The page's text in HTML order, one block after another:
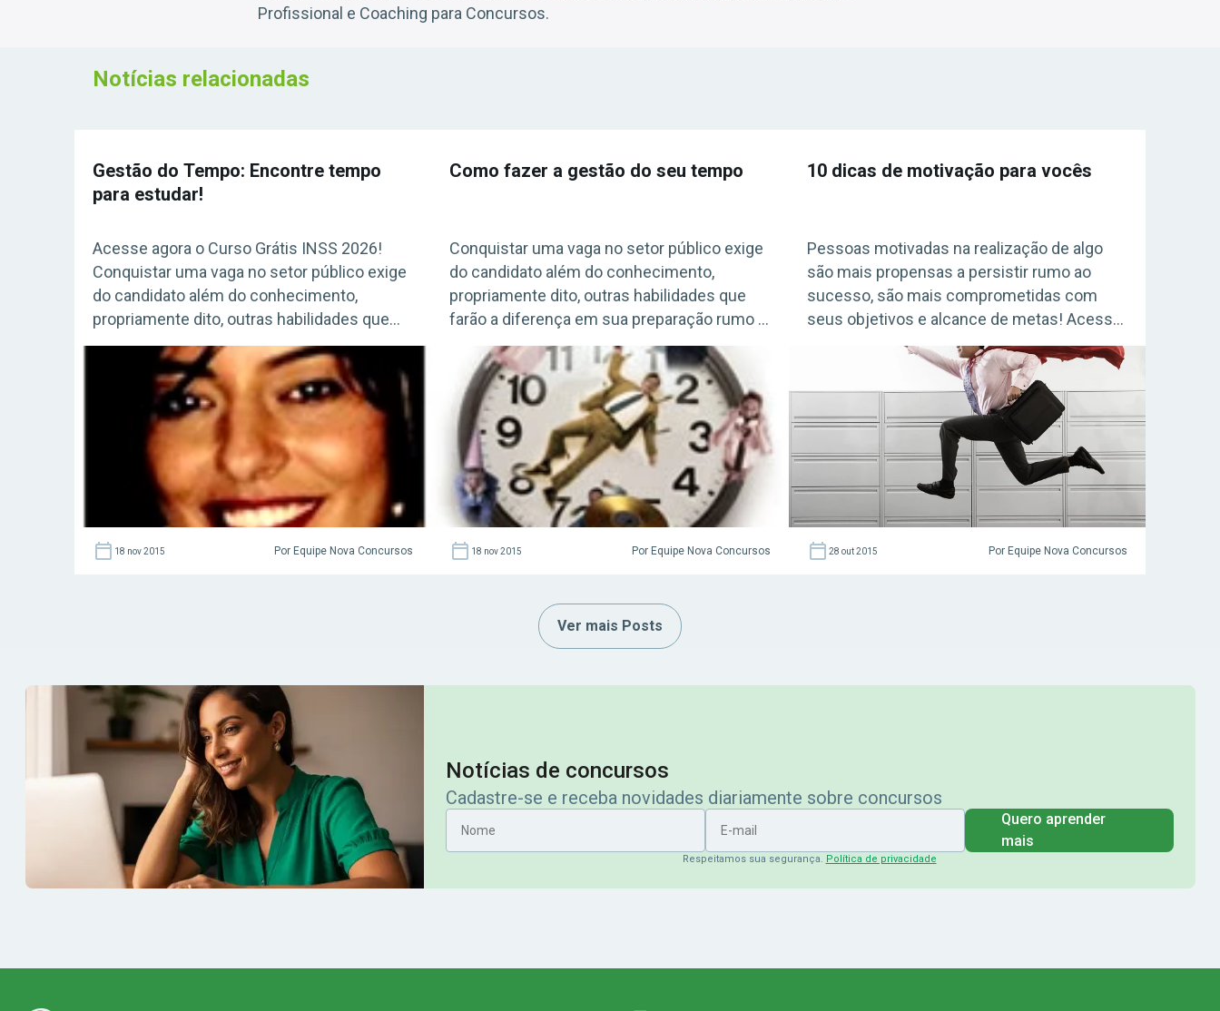
Profissional e Coaching para Concursos.
Notícias relacionadas
Gestão do Tempo: Encontre tempo
para estudar!
Acesse agora o Curso Grátis INSS 2026!
Conquistar uma vaga no setor público exige
do candidato além do conhecimento,
propriamente dito, outras habilidades que
farão a diferença em sua preparação rumo à
aprovação e saber organizar e administrar o
tempo é fundamental, tanto para quem se
dedica exclusivamente aos estudos, quanto
para quem divide o […]
18 nov 2015 Por Equipe Nova Concursos
Como fazer a gestão do seu tempo
Conquistar uma vaga no setor público exige
do candidato além do conhecimento,
propriamente dito, outras habilidades que
farão a diferença em sua preparação rumo à
aprovação e saber organizar e administrar o
tempo é fundamental, por isso, no programa
de hoje, Liala Shultz explica com fazer isso.
Confira! Acesse agora o Curso Grátis INSS
2026! […]
18 nov 2015 Por Equipe Nova Concursos
10 dicas de motivação para vocês
Pessoas motivadas na realização de algo
são mais propensas a persistir rumo ao
sucesso, são mais comprometidas com
seus objetivos e alcance de metas! Acesse
agora o Curso Grátis INSS 2026! No
programa Coaching para Concursos, hoje
você vai conferir a coach Liala Schultz
falando sobre motivação. Liala Schultz
Psicóloga, Arteterapeuta e Coach. Atua com
Desenvolvimento Humano, […]
28 out 2015 Por Equipe Nova Concursos
Ver mais Posts
Notícias de concursos
Cadastre-se e receba novidades diariamente sobre concursos
Nome
E-mail
Quero aprender
mais
Respeitamos sua segurança. Política de privacidade